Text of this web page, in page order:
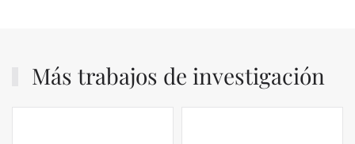
Más trabajos de investigación